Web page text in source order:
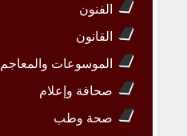
الفنون
القانون
الموسوعات والمعاجم
صحافة وإعلام
صحة وطب